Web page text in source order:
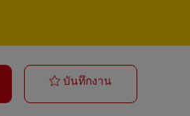
บันทึกงาน